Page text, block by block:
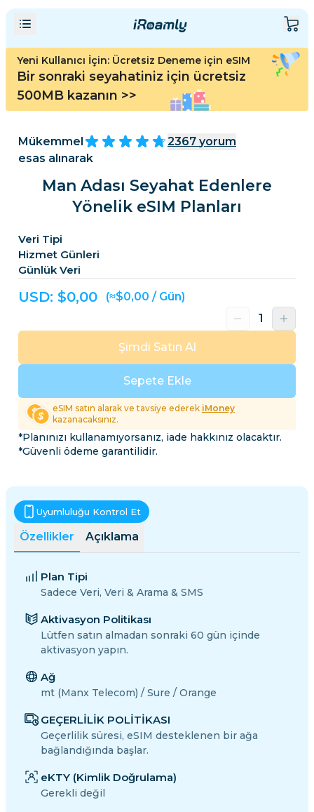
Yeni Kullanıcı İçin: Ücretsiz Deneme için eSIM
Bir sonraki seyahatiniz için ücretsiz
500MB kazanın >>
Mükemmel 2367 yorum
esas alınarak
Man Adası Seyahat Edenlere
Yönelik eSIM Planları
Veri Tipi
Hizmet Günleri
Günlük Veri
USD: $0,00 (≈$0,00 / Gün)
Sepete Ekle
Şimdi Satın Al
eSIM satın alarak ve tavsiye ederek iMoney
kazanacaksınız.
*Planınızı kullanamıyorsanız, iade hakkınız olacaktır.
*Güvenli ödeme garantilidir.
Özellikler Açıklama
Uyumluluğu Kontrol Et
Plan Tipi
Sadece Veri, Veri & Arama & SMS
Aktivasyon Politikası
Lütfen satın almadan sonraki 60 gün içinde
aktivasyon yapın.
Ağ
mt (Manx Telecom) / Sure / Orange
GEÇERLİLİK POLİTİKASI
Geçerlilik süresi, eSIM desteklenen bir ağa
bağlandığında başlar.
eKTY (Kimlik Doğrulama)
Gerekli değil